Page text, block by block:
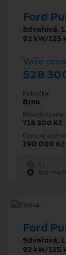
Ford
5dveřová,
92 kW/125
Vaše
528
Pobočka
Brno
Původní cena
718 300 Kč
Cenové
190 000 Kč
1 l
6st.
Ford
5dveřová,
92 kW/125